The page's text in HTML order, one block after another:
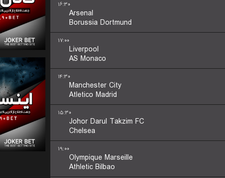
۱۶:۳۰
Arsenal
Borussia Dortmund
۱۷:۰۰
Liverpool
AS Monaco
۱۴:۳۰
Manchester City
Atletico Madrid
۱۵:۳۰
Johor Darul Takzim FC
Chelsea
۱۹:۰۰
Olympique Marseille
Athletic Bilbao